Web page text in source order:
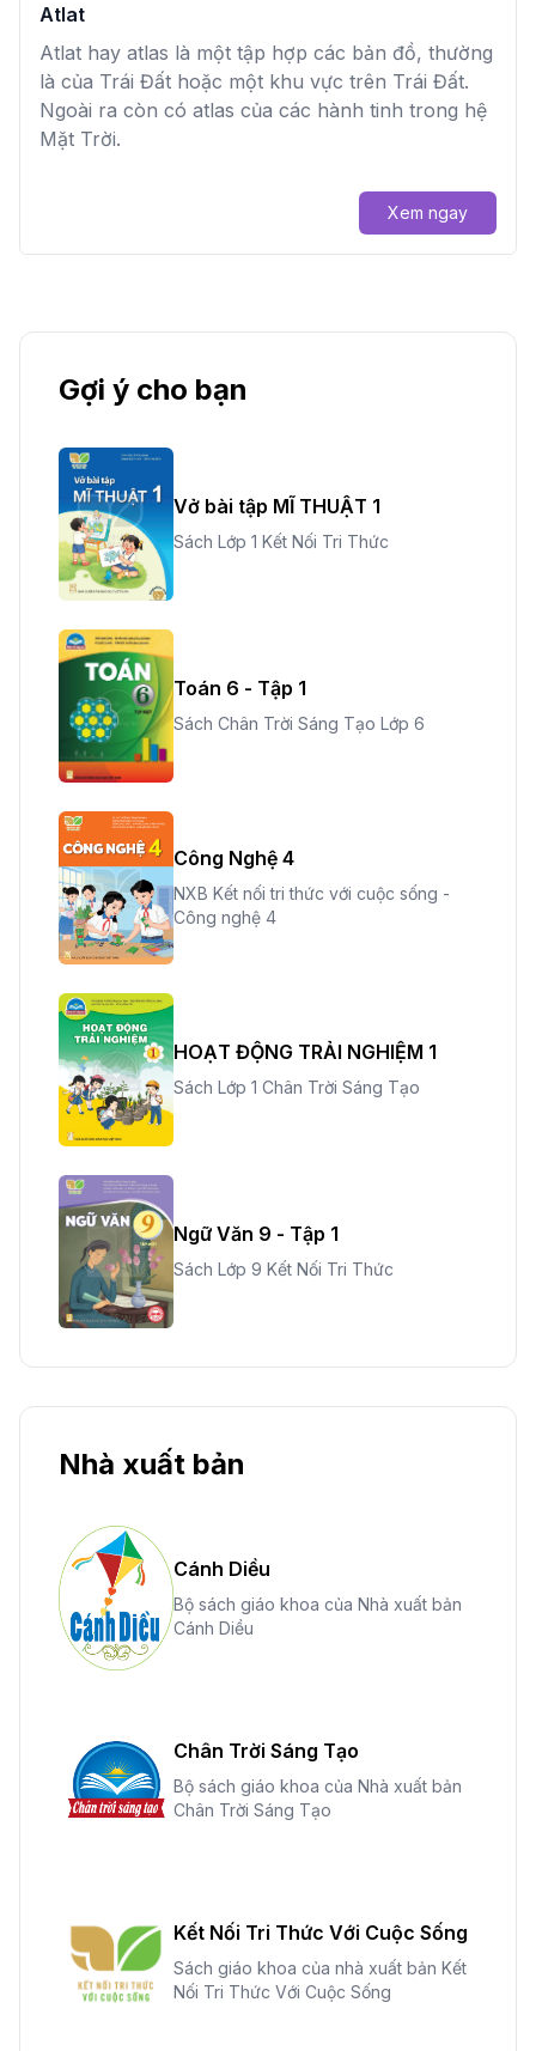
Atlat
Atlat hay atlas là một tập hợp các bản đồ, thường
là của Trái Đất hoặc một khu vực trên Trái Đất.
Ngoài ra còn có atlas của các hành tinh trong hệ
Mặt Trời.
Xem ngay
Gợi ý cho bạn
Vở bài tập MĨ THUẬT 1
Sách Lớp 1 Kết Nối Tri Thức
Toán 6 - Tập 1
Sách Chân Trời Sáng Tạo Lớp 6
Công Nghệ 4
NXB Kết nối tri thức với cuộc sống -
Công nghệ 4
HOẠT ĐỘNG TRẢI NGHIỆM 1
Sách Lớp 1 Chân Trời Sáng Tạo
Ngữ Văn 9 - Tập 1
Sách Lớp 9 Kết Nối Tri Thức
Nhà xuất bản
Cánh Diều
Bộ sách giáo khoa của Nhà xuất bản
Cánh Diều
Chân Trời Sáng Tạo
Bộ sách giáo khoa của Nhà xuất bản
Chân Trời Sáng Tạo
Kết Nối Tri Thức Với Cuộc Sống
Sách giáo khoa của nhà xuất bản Kết
Nối Tri Thức Với Cuộc Sống